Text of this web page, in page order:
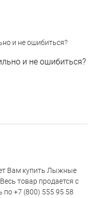
и не ошибиться?
Вам купить Лыжные
товар продается с
по +7 (800) 555 95 58